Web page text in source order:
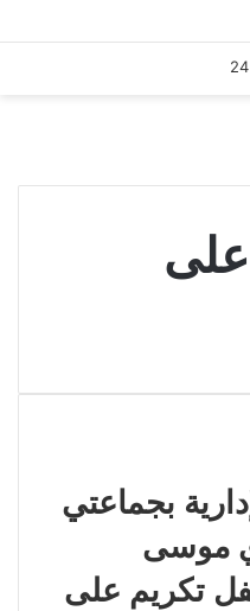
بجماعتي
موسى
تكريم على